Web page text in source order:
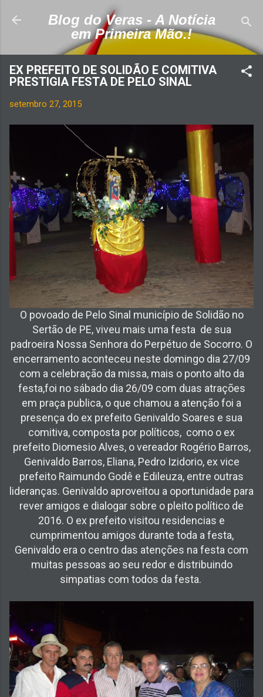
Pular para o conteúdo principal
Blog do Veras - A Notícia
em Primeira Mão.!
EX PREFEITO DE SOLIDÃO E COMITIVA
PRESTIGIA FESTA DE PELO SINAL
setembro 27, 2015
O povoado de Pelo Sinal município de Solidão no
Sertão de PE, viveu mais uma festa de sua
padroeira Nossa Senhora do Perpétuo de Socorro. O
encerramento aconteceu neste domingo dia 27/09
com a celebração da missa, mais o ponto alto da
festa,foi no sábado dia 26/09 com duas atrações
em praça publica, o que chamou a atenção foi a
presença do ex prefeito Genivaldo Soares e sua
comitiva, composta por políticos, como o ex
prefeito Diomesio Alves, o vereador Rogério Barros,
Genivaldo Barros, Eliana, Pedro Izidorio, ex vice
prefeito Raimundo Godê e Edileuza, entre outras
lideranças. Genivaldo aproveitou a oportunidade para
rever amigos e dialogar sobre o pleito político de
2016. O ex prefeito visitou residencias e
cumprimentou amigos durante toda a festa,
Genivaldo era o centro das atenções na festa com
muitas pessoas ao seu redor e distribuindo
simpatias com todos da festa.